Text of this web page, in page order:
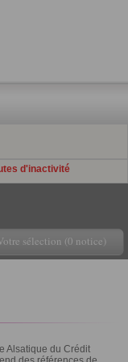
d'inactivité
sélection (0 notice)
Alsatique du Crédit